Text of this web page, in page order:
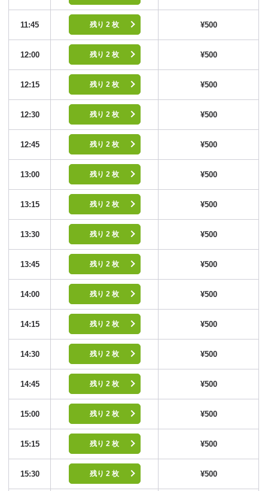
11:45 残り 2 枚 ¥500
12:00 残り 2 枚 ¥500
12:15 残り 2 枚 ¥500
12:30 残り 2 枚 ¥500
12:45 残り 2 枚 ¥500
13:00 残り 2 枚 ¥500
13:15 残り 2 枚 ¥500
13:30 残り 2 枚 ¥500
13:45 残り 2 枚 ¥500
14:00 残り 2 枚 ¥500
14:15 残り 2 枚 ¥500
14:30 残り 2 枚 ¥500
14:45 残り 2 枚 ¥500
15:00 残り 2 枚 ¥500
15:15 残り 2 枚 ¥500
15:30 残り 2 枚 ¥500